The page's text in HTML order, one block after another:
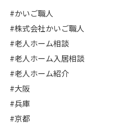
#かいご職人
#株式会社かいご職人
#老人ホーム相談
#老人ホーム入居相談
#老人ホーム紹介
#大阪
#兵庫
#京都